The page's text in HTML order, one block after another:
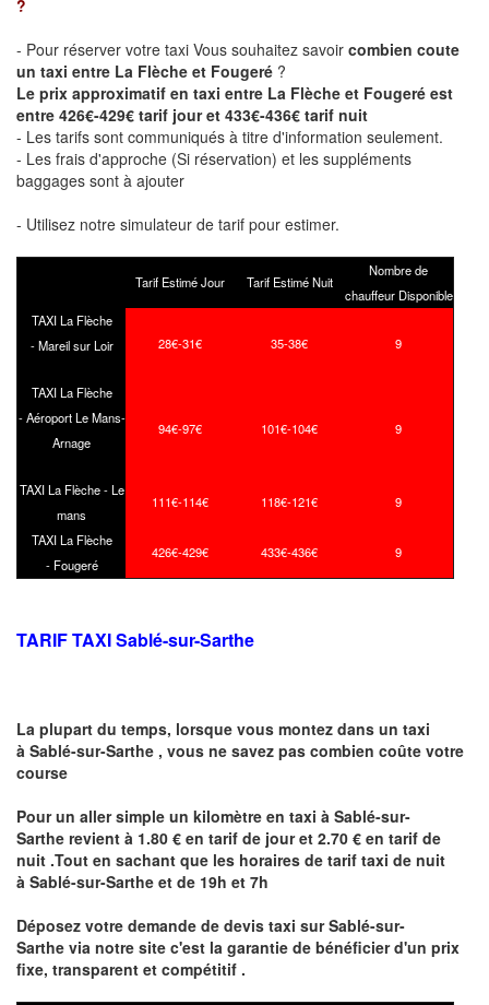
?
- Pour réserver votre taxi Vous souhaitez savoir combien coute
un taxi entre La Flèche et Fougeré ?
Le prix approximatif en taxi entre La Flèche et Fougeré est
entre 426€-429€ tarif jour et 433€-436€ tarif nuit
- Les tarifs sont communiqués à titre d'information seulement.
- Les frais d'approche (Si réservation) et les suppléments
baggages sont à ajouter
- Utilisez notre simulateur de tarif pour estimer.
Tarif Estimé Jour Tarif Estimé Nuit
Nombre de
chauffeur Disponible
TAXI La Flèche
- Mareil sur Loir
28€-31€ 35-38€ 9
TAXI La Flèche
- Aéroport Le Mans-
Arnage
94€-97€ 101€-104€ 9
TAXI La Flèche - Le
mans
111€-114€ 118€-121€ 9
TAXI La Flèche
- Fougeré
426€-429€ 433€-436€ 9
TARIF TAXI Sablé-sur-Sarthe
La plupart du temps, lorsque vous montez dans un taxi
à Sablé-sur-Sarthe , vous ne savez pas combien coûte votre
course
Pour un aller simple un kilomètre en taxi à Sablé-sur-
Sarthe revient à 1.80 € en tarif de jour et 2.70 € en tarif de
nuit .Tout en sachant que les horaires de tarif taxi de nuit
à Sablé-sur-Sarthe et de 19h et 7h
Déposez votre demande de devis taxi sur Sablé-sur-
Sarthe via notre site c'est la garantie de bénéficier d'un prix
fixe, transparent et compétitif .